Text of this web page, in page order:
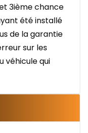
3ième chance
été installé
de la garantie
sur les
véhicule qui